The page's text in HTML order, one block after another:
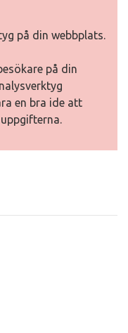
på din webbplats.
på din
en bra ide att